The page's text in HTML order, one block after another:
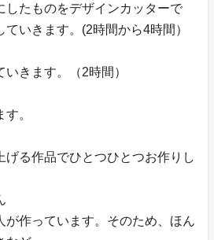
したものをデザインカッターで
いきます。(2時間から4時間）
きます。（2時間）
。
げる作品でひとつひとつお作りし
が作っています。そのため、ほん